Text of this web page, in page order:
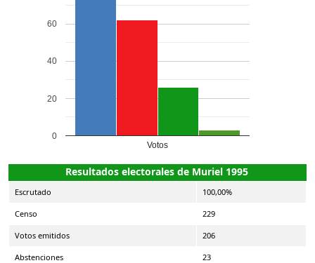
Votos
0
20
40
60
Resultados electorales de Muriel 1995
Escrutado 100,00%
Censo 229
Votos emitidos 206
Abstenciones 23